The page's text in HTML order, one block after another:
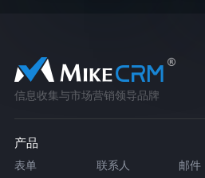
信息收集与市场营销领导品牌
产品
表单 联系人 邮件